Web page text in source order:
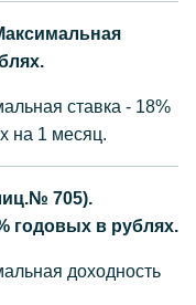
ставка - 18%
на 1 месяц.
705).
годовых в рублях.
доходность